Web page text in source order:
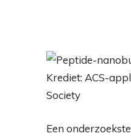
Krediet: ACS-
Society
Een